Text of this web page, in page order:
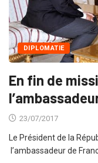
DIPLOMATIE
En fin de
23/07/2017
Le Président de la
l’ambassadeur de